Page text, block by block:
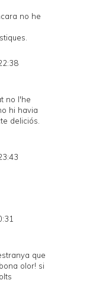
no he
no l'he
hi havia
deliciós.
que
olor! si